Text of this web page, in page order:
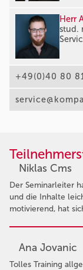
Herr
stud.
+49(0)40 80
Niklas Cms
Der Seminarleiter
und die Inhalte
motivierend, hat
Ana Jovanic
Tolles Training